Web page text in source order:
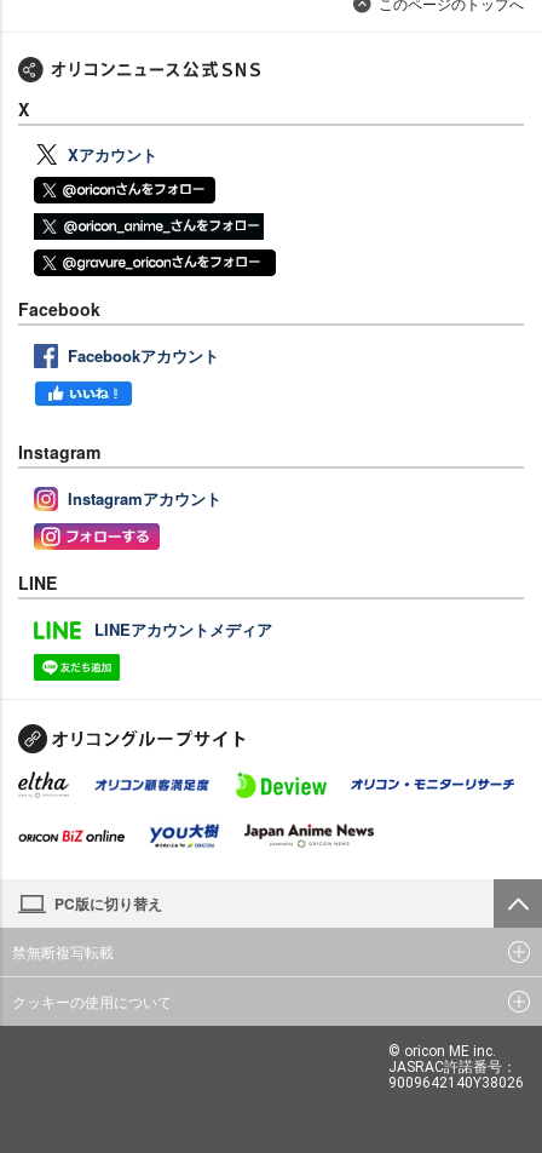
X
Xアカウント
Facebook
Facebookアカウント
Instagram
Instagramアカウント
LINE
LINEアカウントメディア
PC版に切り替え
禁無断複写転載
クッキーの使用について
© oricon ME inc.
JASRAC許諾番号：
9009642140Y38026